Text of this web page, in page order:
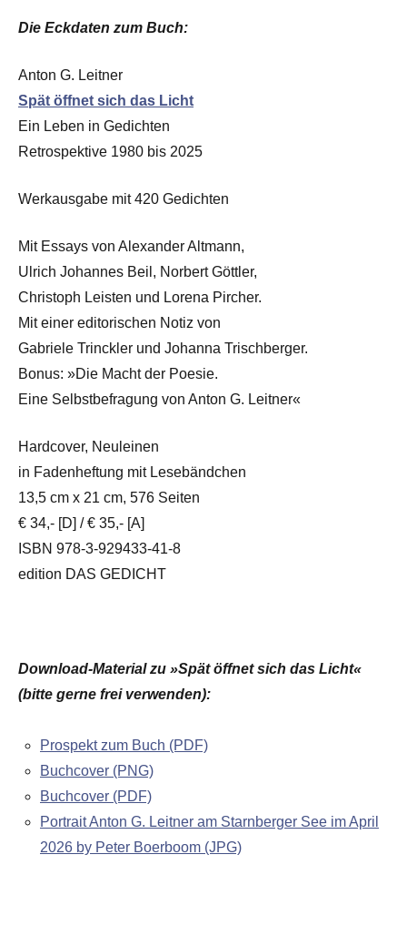
Die Eckdaten zum Buch:
Anton G. Leitner
Spät öffnet sich das Licht
Ein Leben in Gedichten
Retrospektive 1980 bis 2025
Werkausgabe mit 420 Gedichten
Mit Essays von Alexander Altmann,
Ulrich Johannes Beil, Norbert Göttler,
Christoph Leisten und Lorena Pircher.
Mit einer editorischen Notiz von
Gabriele Trinckler und Johanna Trischberger.
Bonus: »Die Macht der Poesie.
Eine Selbstbefragung von Anton G. Leitner«
Hardcover, Neuleinen
in Fadenheftung mit Lesebändchen
13,5 cm x 21 cm, 576 Seiten
€ 34,- [D] / € 35,- [A]
ISBN 978-3-929433-41-8
edition DAS GEDICHT
Download-Material zu »Spät öffnet sich das Licht«
(bitte gerne frei verwenden):
Prospekt zum Buch (PDF)
Buchcover (PNG)
Buchcover (PDF)
Portrait Anton G. Leitner am Starnberger See im April
2026 by Peter Boerboom (JPG)